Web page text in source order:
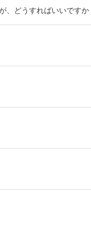
、どうすればいいですか